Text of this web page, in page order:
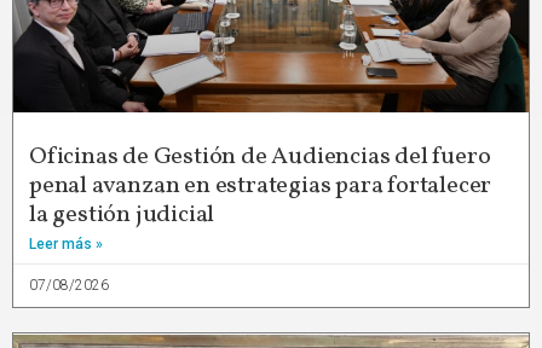
Oficinas de Gestión de Audiencias del fuero
penal avanzan en estrategias para fortalecer
la gestión judicial
Leer más »
07/08/2026